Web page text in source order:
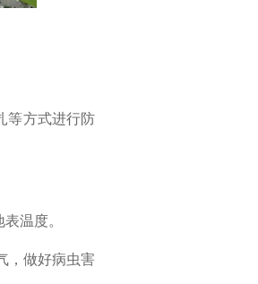
等方式进行防
温度。
，做好病虫害